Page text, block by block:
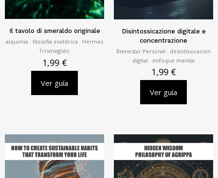
Il tavolo di smeraldo originale
alquimia · filosofia esotérica · Hermes
Trismegisto
1,99 €
Ver guía
Disintossicazione digitale e
concentrazione
Bienestar Personal · desintoxicación
digital · enfoque mental
1,99 €
Ver guía